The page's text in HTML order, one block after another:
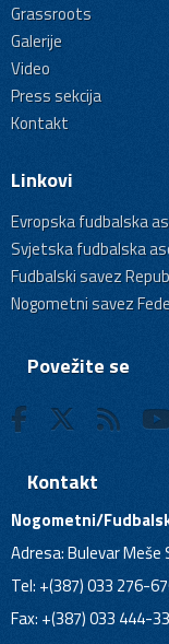
Grassroots
Galerije
Video
Press sekcija
Kontakt
Linkovi
Evropska fudbalska
Svjetska fudbalska
Fudbalski savez
Nogometni savez
Povežite se
Kontakt
Nogometni/
Adresa: Bulevar Meše
Tel: +(387) 033 276-
Fax: +(387) 033 444-